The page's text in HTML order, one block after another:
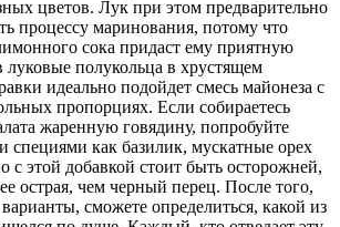
цветов. Лук при этом предварительно
процессу маринования, потому что
сока придаст ему приятную
луковые полукольца в хрустящем
идеально подойдет смесь майонеза с
пропорциях. Если собираетесь
жаренную говядину, попробуйте
специями как базилик, мускатные орех
с этой добавкой стоит быть осторожней,
острая, чем черный перец. После того,
сможете определиться, какой из